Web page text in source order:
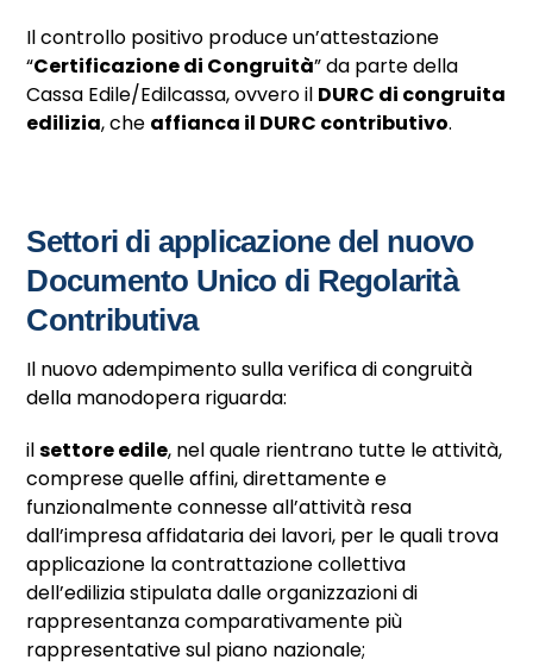
Il controllo positivo produce un’attestazione
“Certificazione di Congruità” da parte della
Cassa Edile/Edilcassa, ovvero il DURC di congruita
edilizia, che affianca il DURC contributivo.
Settori di applicazione del nuovo
Documento Unico di Regolarità
Contributiva
Il nuovo adempimento sulla verifica di congruità
della manodopera riguarda:
ilsettore edile, nel quale rientrano tutte le attività,
comprese quelle affini, direttamente e
funzionalmente connesse all’attività resa
dall’impresa affidataria dei lavori, per le quali trova
applicazione la contrattazione collettiva
dell’edilizia stipulata dalle organizzazioni di
rappresentanza comparativamente più
rappresentative sul piano nazionale;